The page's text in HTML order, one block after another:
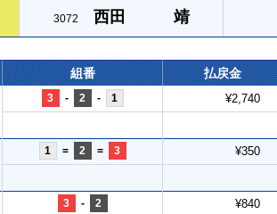
3072 西田 靖
組番 払戻金
3 - 2 - 1 ¥2,740
1 = 2 = 3 ¥350
3 - 2 ¥840